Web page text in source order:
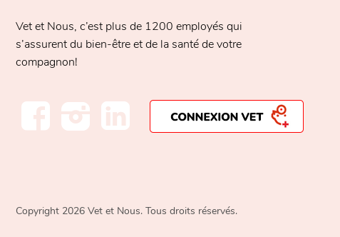
Vet et Nous, c’est plus de 1200 employés qui
s’assurent du bien-être et de la santé de votre
compagnon!
Copyright 2026 Vet et Nous. Tous droits réservés.